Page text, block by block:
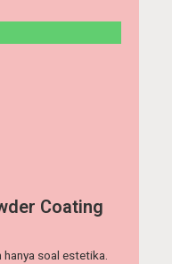
Coating
soal estetika.